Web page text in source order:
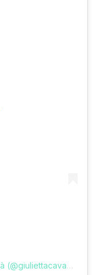
Un post condiviso da Giulietta Cavaglià (@giuliettacavaglia)